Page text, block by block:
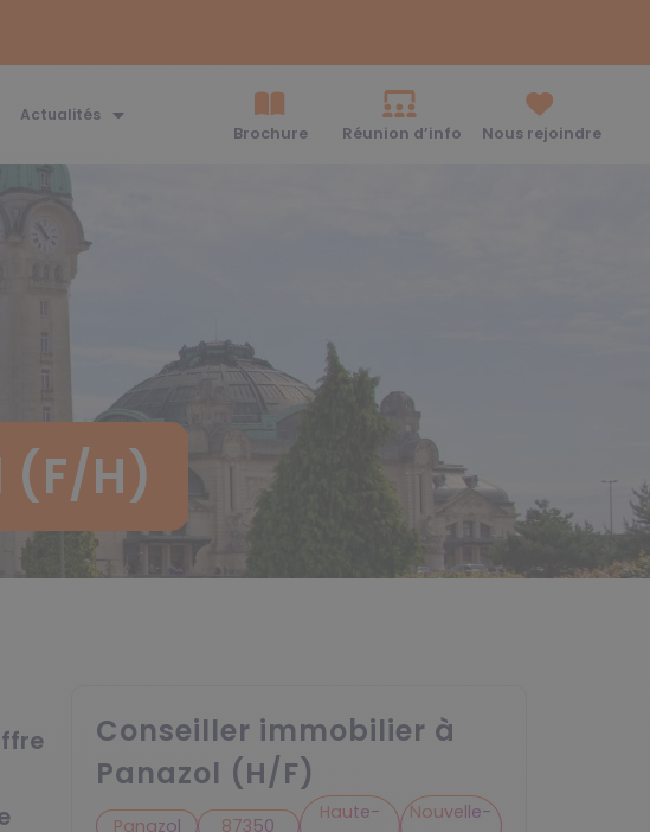
Actualités
Brochure
Réunion d’info Nous rejoindre
(F/H)
Conseiller immobilier à
Panazol (H/F)
Panazol 87350
Haute-
Nouvelle-